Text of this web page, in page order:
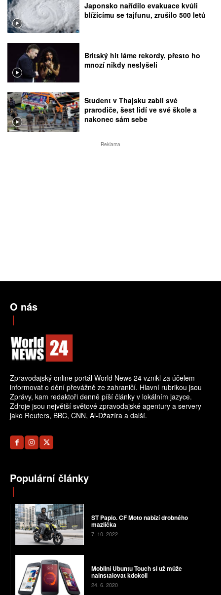
Japonsko nařídilo evakuace kvůli
blížícímu se tajfunu, zrušilo 500 letů
Britský hit láme rekordy, přesto ho
mnozí nikdy neslyšeli
Student v Thajsku zabil své
prarodiče, šest lidí ve své škole a
nakonec sám sebe
Reklama
O nás
Zpravodajský online portál World News 24 vznikl za účelem
informovat o dění převážně ze zahraničí. Hlavní rubrikou jsou
Zprávy, kam redaktoři denně píší články v lokálním jazyce.
Zdroje jsou největší světové zpravodajské agentury a servery
jako Reuters, BBC, CNN, Al-Džazíra a další.
Populární články
ST Papio. CF Moto nabízí drobného
mazlíčka
7. 10. 2022
Mobilní Ubuntu Touch si už může
nainstalovat kdokoli
24. 6. 2020